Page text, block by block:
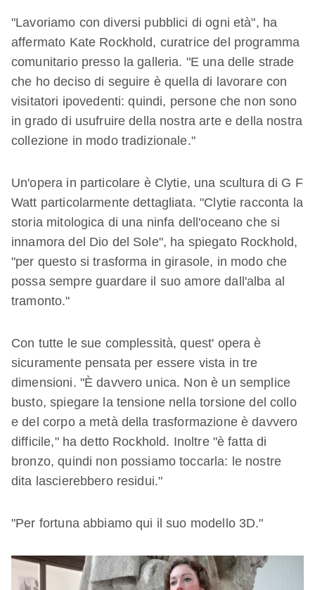
"Lavoriamo con diversi pubblici di ogni età", ha
affermato Kate Rockhold, curatrice del programma
comunitario presso la galleria. "E una delle strade
che ho deciso di seguire è quella di lavorare con
visitatori ipovedenti: quindi, persone che non sono
in grado di usufruire della nostra arte e della nostra
collezione in modo tradizionale."
Un'opera in particolare è Clytie, una scultura di G F
Watt particolarmente dettagliata. "Clytie racconta la
storia mitologica di una ninfa dell'oceano che si
innamora del Dio del Sole", ha spiegato Rockhold,
"per questo si trasforma in girasole, in modo che
possa sempre guardare il suo amore dall'alba al
tramonto."
Con tutte le sue complessità, quest' opera è
sicuramente pensata per essere vista in tre
dimensioni. "È davvero unica. Non è un semplice
busto, spiegare la tensione nella torsione del collo
e del corpo a metà della trasformazione è davvero
difficile," ha detto Rockhold. Inoltre "è fatta di
bronzo, quindi non possiamo toccarla: le nostre
dita lascierebbero residui."
"Per fortuna abbiamo qui il suo modello 3D."